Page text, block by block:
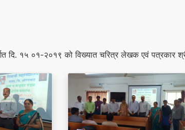
दि. १५ ०१-२०१९ को विख्यात चरित्र लेखक एवं पत्रकार